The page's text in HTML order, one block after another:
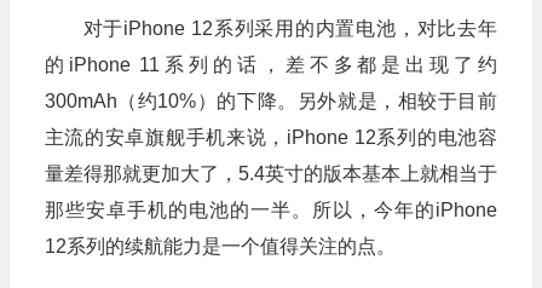
对于iPhone 12系列采用的内置电池，对比去年
的 iPhone 11 系列的话，差不多都是出现了约
300mAh （约10%）的下降。另外就是，相较于目前
主流的安卓旗舰手机来说， iPhone 12系列的电池容
量差得那就更加大了， 5.4英寸的版本基本上就相当于
那些安卓手机的电池的一半。所以，今年的iPhone
12系列的续航能力是一个值得关注的点。